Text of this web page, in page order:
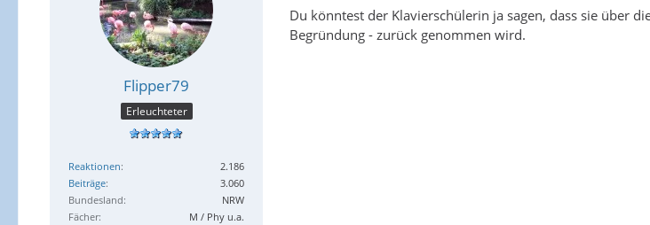
Flipper79
Erleuchteter
Reaktionen
2.186
Beiträge
3.060
Bundesland
NRW
Fächer
M / Phy u.a.
Du könntest der Klavierschülerin ja sagen, dass sie über
Begründung - zurück genommen wird.